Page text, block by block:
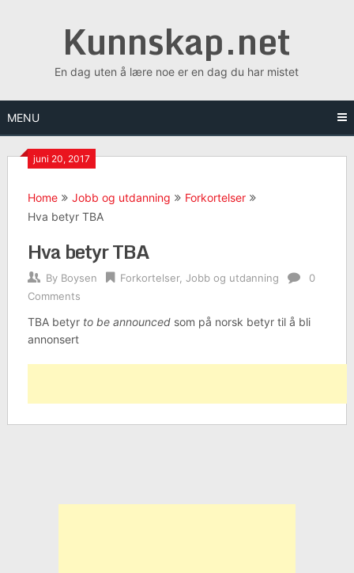
Kunnskap.net
En dag uten å lære noe er en dag du har mistet
MENU
juni 20, 2017
Home Jobb og utdanning
Forkortelser
Hva betyr TBA
Hva betyr TBA
By Boysen Forkortelser, Jobb og utdanning
0
Comments
TBA betyr to be announcedsom på norsk betyr til å bli
annonsert